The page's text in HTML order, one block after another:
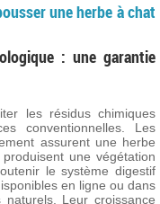
une herbe à chat
: une garantie
les résidus chimiques
conventionnelles. Les
assurent une herbe
une végétation
le système digestif
en ligne ou dans
Leur croissance